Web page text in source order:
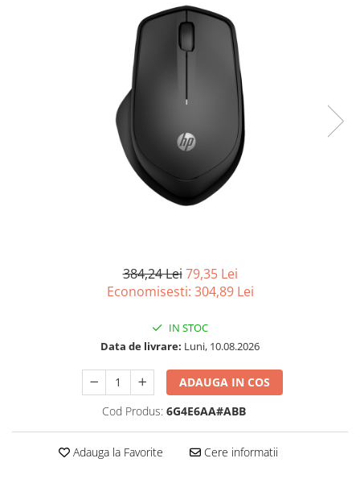
Imprimante, Scannere,
Imprimante & Multifuncționale
Imprimanta Laser Color
Imprimanta Laser Mono
Imprimante Cerneală
Imprimante Matriciale
Consumabile & Filamente 3D
Consumabile - cerneală
Consumabile - toner
Imprimante Large Format Printer
Plottere & Scannere
384,24 Lei 79,35 Lei
Economisesti: 304,89 Lei
IN STOC
Data de livrare: Luni, 10.08.2026
ADAUGA IN COS
Cod Produs: 6G4E6AA#ABB
Adauga la Favorite Cere informatii